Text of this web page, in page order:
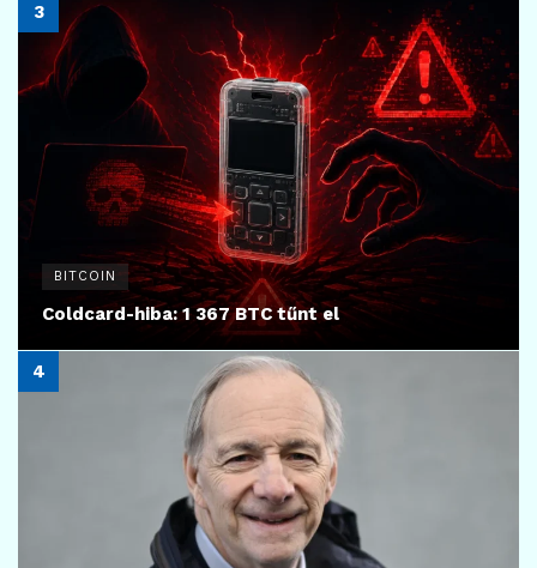
BITCOIN
Coldcard-hiba: 1 367 BTC tűnt el